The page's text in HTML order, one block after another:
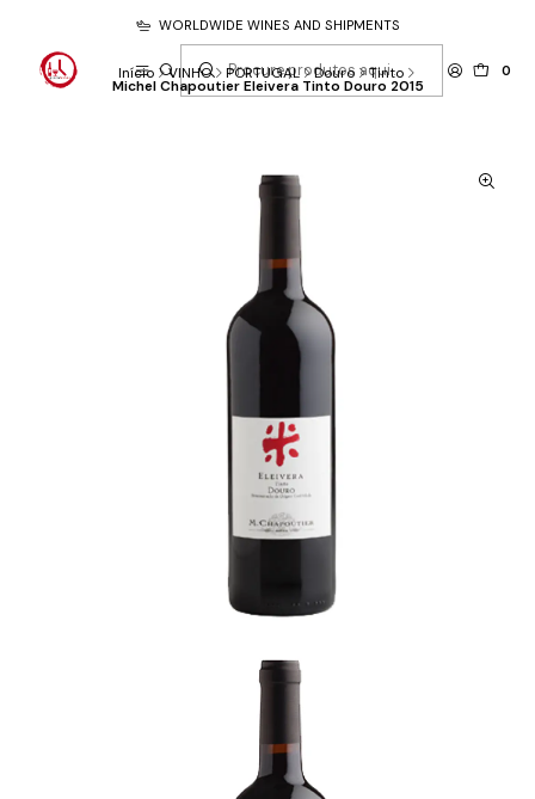
0
WORLDWIDE WINES AND SHIPMENTS
Início VINHO PORTUGAL Douro Tinto
Michel Chapoutier Eleivera Tinto Douro 2015